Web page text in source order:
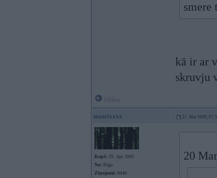
kā ir ar
skruvju
matrixxxx 21. Mar 2009,
Kopš: 29. Apr 2005
No: Rīga
Ziņojumi: 8446
20